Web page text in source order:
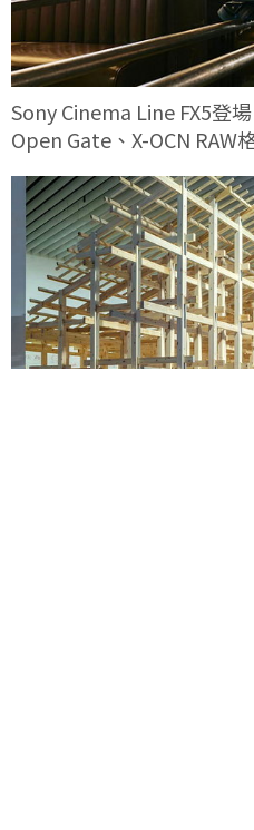
Sony Cinema Line FX5登
Open Gate、X-OCN RAW